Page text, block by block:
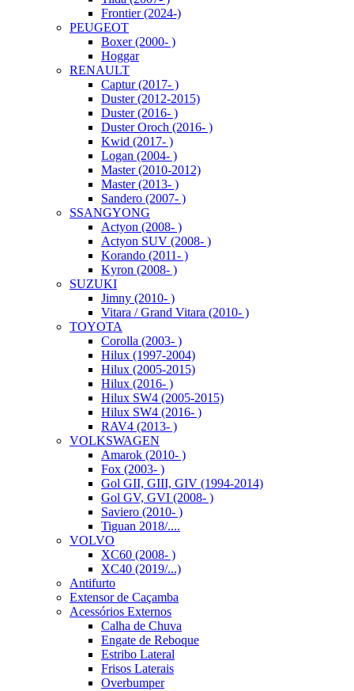
Frontier (2024-)
PEUGEOT
Boxer (2000- )
Hoggar
RENAULT
Captur (2017- )
Duster (2012-2015)
Duster (2016- )
Duster Oroch (2016- )
Kwid (2017- )
Logan (2004- )
Master (2010-2012)
Master (2013- )
Sandero (2007- )
SSANGYONG
Actyon (2008- )
Actyon SUV (2008- )
Korando (2011- )
Kyron (2008- )
SUZUKI
Jimny (2010- )
Vitara / Grand Vitara (2010- )
TOYOTA
Corolla (2003- )
Hilux (1997-2004)
Hilux (2005-2015)
Hilux (2016- )
Hilux SW4 (2005-2015)
Hilux SW4 (2016- )
RAV4 (2013- )
VOLKSWAGEN
Amarok (2010- )
Fox (2003- )
Gol GII, GIII, GIV (1994-2014)
Gol GV, GVI (2008- )
Saviero (2010- )
Tiguan 2018/....
VOLVO
XC60 (2008- )
XC40 (2019/...)
Antifurto
Extensor de Caçamba
Acessórios Externos
Calha de Chuva
Engate de Reboque
Estribo Lateral
Frisos Laterais
Overbumper